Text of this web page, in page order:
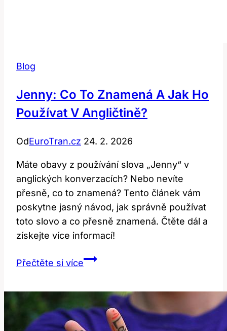
Blog
Jenny: Co To Znamená A Jak Ho
Používat V Angličtině?
OdEuroTran.cz 24. 2. 2026
Máte obavy z používání slova „Jenny“ v
anglických konverzacích? Nebo nevíte
přesně, co to znamená? Tento článek vám
poskytne jasný návod, jak správně používat
toto slovo a co přesně znamená. Čtěte dál a
získejte více informací!
Přečtěte si víceJenny:
znamená
a